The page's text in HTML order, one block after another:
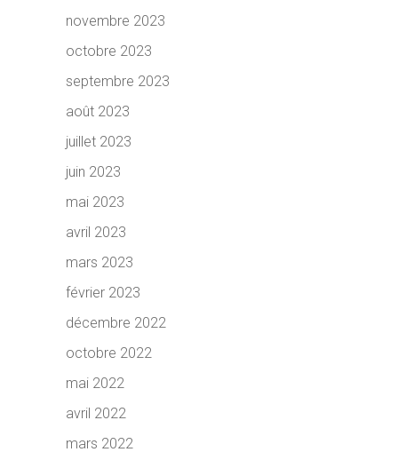
novembre 2023
octobre 2023
septembre 2023
août 2023
juillet 2023
juin 2023
mai 2023
avril 2023
mars 2023
février 2023
décembre 2022
octobre 2022
mai 2022
avril 2022
mars 2022